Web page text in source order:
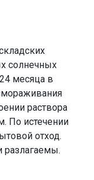
солнечных
месяца в
раствора
По истечении
отход.
разлагаемы.